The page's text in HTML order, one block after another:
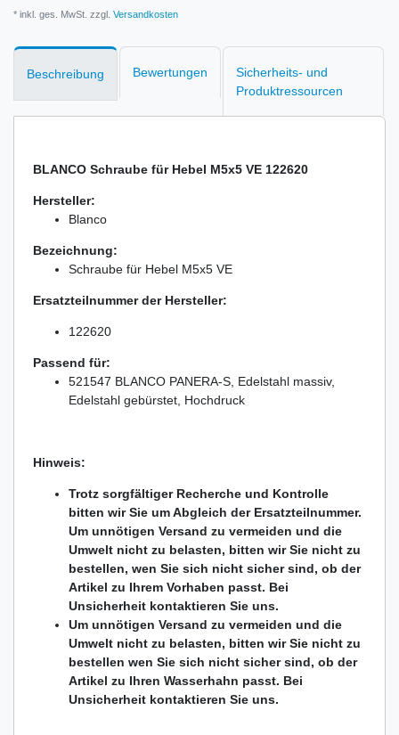
* inkl. ges. MwSt. zzgl. Versandkosten
Beschreibung Bewertungen
Sicherheits- und
Produktressourcen
BLANCO Schraube für Hebel M5x5 VE 122620
Hersteller:
Blanco
Bezeichnung:
Schraube für Hebel M5x5 VE
Ersatzteilnummer der Hersteller:
122620
Passend für:
521547 BLANCO PANERA-S, Edelstahl massiv,
Edelstahl gebürstet, Hochdruck
Hinweis:
Trotz sorgfältiger Recherche und Kontrolle
bitten wir Sie um Abgleich der Ersatzteilnummer.
Um unnötigen Versand zu vermeiden und die
Umwelt nicht zu belasten, bitten wir Sie nicht zu
bestellen, wen Sie sich nicht sicher sind, ob der
Artikel zu Ihrem Vorhaben passt. Bei
Unsicherheit kontaktieren Sie uns.
Um unnötigen Versand zu vermeiden und die
Umwelt nicht zu belasten, bitten wir Sie nicht zu
bestellen wen Sie sich nicht sicher sind, ob der
Artikel zu Ihren Wasserhahn passt. Bei
Unsicherheit kontaktieren Sie uns.